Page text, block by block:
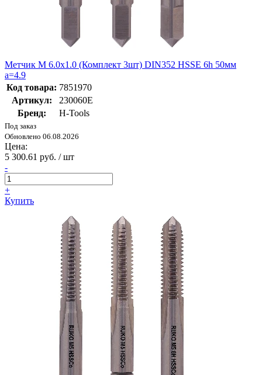
Метчик М 6.0х1.0 (Комплект 3шт) DIN352 HSSE 6h 50мм
a=4.9
Код товара: 7851970
Артикул:
230060E
Бренд:
H-Tools
Под заказ
Обновлено 06.08.2026
Цена:
5 300.61 руб. / шт
-
+
Купить